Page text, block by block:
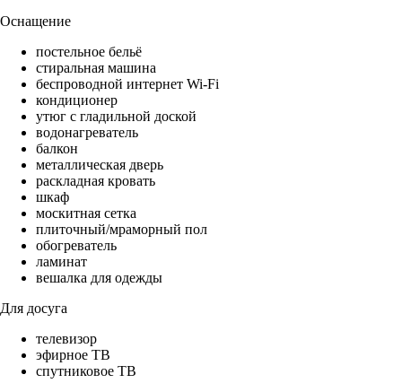
Оснащение
постельное бельё
стиральная машина
беспроводной интернет Wi-Fi
кондиционер
утюг с гладильной доской
водонагреватель
балкон
металлическая дверь
раскладная кровать
шкаф
москитная сетка
плиточный/мраморный пол
обогреватель
ламинат
вешалка для одежды
Для досуга
телевизор
эфирное ТВ
спутниковое ТВ